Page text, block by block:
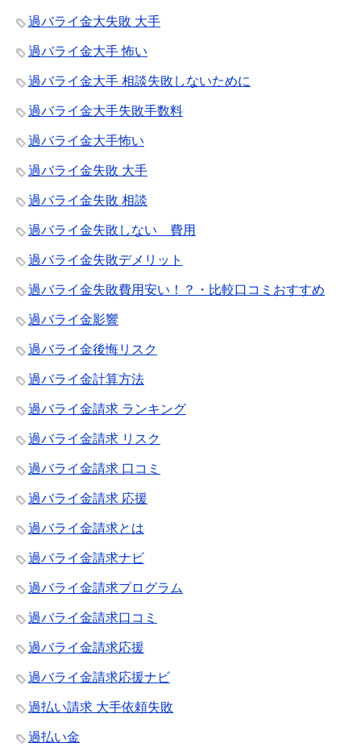
過バライ金大失敗 大手
過バライ金大手 怖い
過バライ金大手 相談失敗しないために
過バライ金大手失敗手数料
過バライ金大手怖い
過バライ金失敗 大手
過バライ金失敗 相談
過バライ金失敗しない 費用
過バライ金失敗デメリット
過バライ金失敗費用安い！？・比較口コミおすすめ
過バライ金影響
過バライ金後悔リスク
過バライ金計算方法
過バライ金請求 ランキング
過バライ金請求 リスク
過バライ金請求 口コミ
過バライ金請求 応援
過バライ金請求とは
過バライ金請求ナビ
過バライ金請求プログラム
過バライ金請求口コミ
過バライ金請求応援
過バライ金請求応援ナビ
過払い請求 大手依頼失敗
過払い金